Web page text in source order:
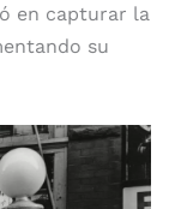
en capturar la
su